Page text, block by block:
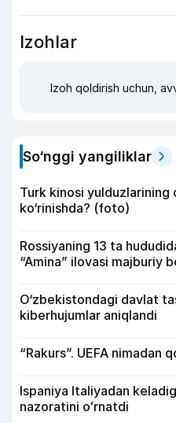
Izohlar
Izoh qoldirish uchun,
So‘nggi yangiliklar
Turk kinosi yulduzlarining
ko‘rinishda? (foto)
Rossiyaning 13 ta
“Amina” ilovasi majburiy
O‘zbekistondagi davlat
kiberhujumlar aniqlandi
“Rakurs”. UEFA nimadan
Ispaniya Italiyadan
nazoratini oʻrnatdi